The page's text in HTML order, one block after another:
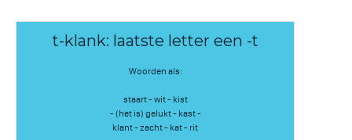
t-klank: laatste letter een -t
Woorden als:
staart - wit - kist
- (het is) gelukt - kast -
klant - zacht - kat - rit